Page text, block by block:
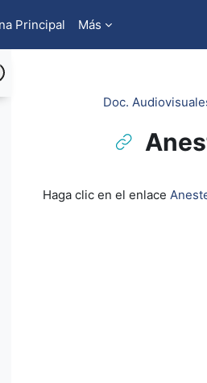
Principal
Más
Doc.
Haga clic en el enlace